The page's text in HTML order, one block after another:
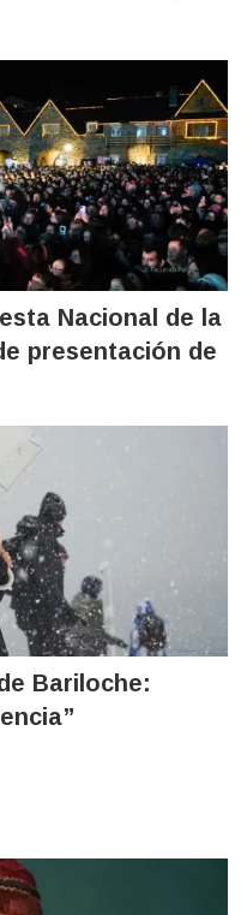
Nacional de la
presentación de
Bariloche: